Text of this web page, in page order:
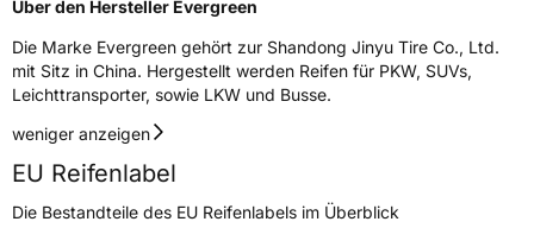
Rollgeräusch (Klasse)B
Rollgeräusch (dB) 72
FahrzeugklasseC1
3PMSF / Schneeflockensymbol / Alpine-Symbol
Über den Hersteller Evergreen
Die Marke Evergreen gehört zur Shandong Jinyu Tire Co., Ltd.
mit Sitz in China. Hergestellt werden Reifen für PKW, SUVs,
Leichttransporter, sowie LKW und Busse.
weniger anzeigen
EU Reifenlabel
Die Bestandteile des EU Reifenlabels im Überblick